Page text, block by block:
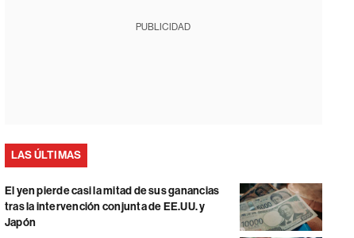
PUBLICIDAD
LAS ÚLTIMAS
El yen pierde casi la mitad de sus ganancias
tras la intervención conjunta de EE.UU. y
Japón